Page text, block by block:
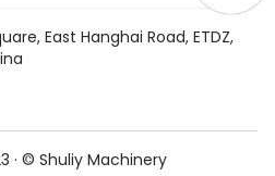
East Hanghai Road, ETDZ,
· © Shuliy Machinery